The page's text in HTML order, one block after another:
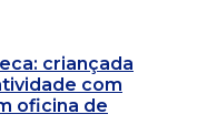
criançada
com
oficina de